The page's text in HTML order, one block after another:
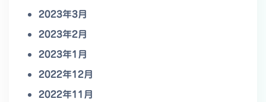
2023年3月
2023年2月
2023年1月
2022年12月
2022年11月